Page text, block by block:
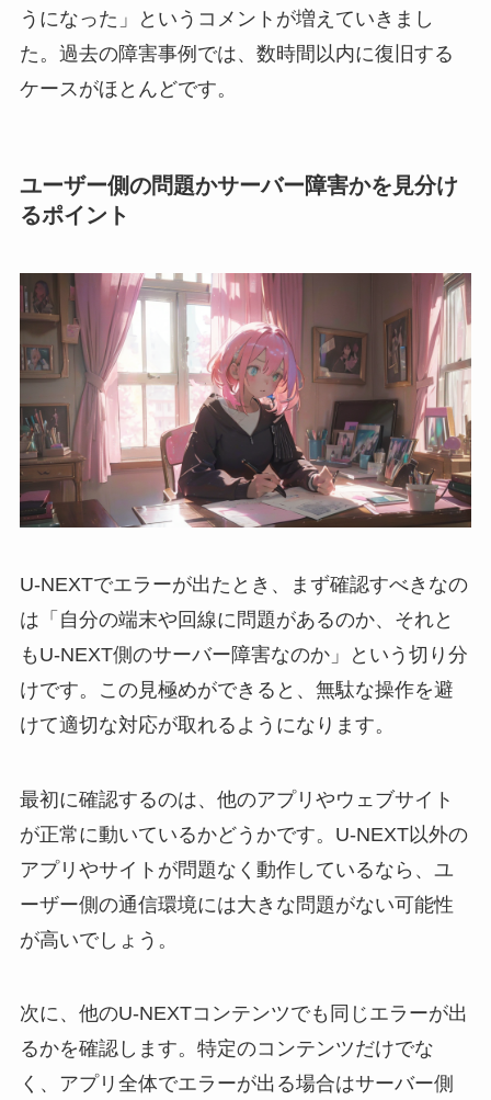
うになった」というコメントが増えていきまし
た。過去の障害事例では、数時間以内に復旧する
ケースがほとんどです。
ユーザー側の問題かサーバー障害かを見分け
るポイント
U-NEXTでエラーが出たとき、まず確認すべきなの
は「自分の端末や回線に問題があるのか、それと
もU-NEXT側のサーバー障害なのか」という切り分
けです。この見極めができると、無駄な操作を避
けて適切な対応が取れるようになります。
最初に確認するのは、他のアプリやウェブサイト
が正常に動いているかどうかです。U-NEXT以外の
アプリやサイトが問題なく動作しているなら、ユ
ーザー側の通信環境には大きな問題がない可能性
が高いでしょう。
次に、他のU-NEXTコンテンツでも同じエラーが出
るかを確認します。特定のコンテンツだけでな
く、アプリ全体でエラーが出る場合はサーバー側